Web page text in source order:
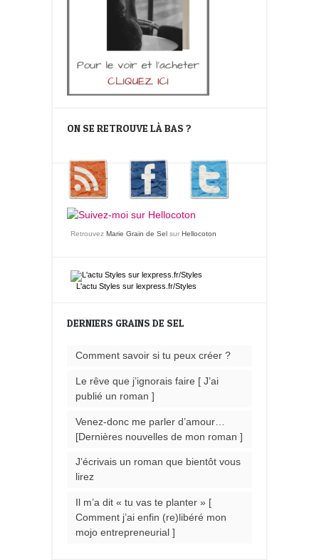
ON SE RETROUVE LÀ BAS ?
Retrouvez Marie Grain de Sel sur Hellocoton
L'actu Styles sur lexpress.fr/Styles
DERNIERS GRAINS DE SEL
Comment savoir si tu peux créer ?
Le rêve que j’ignorais faire [ J’ai
publié un roman ]
Venez-donc me parler d’amour…
[Dernières nouvelles de mon roman ]
J’écrivais un roman que bientôt vous
lirez
Il m’a dit « tu vas te planter » [
Comment j’ai enfin (re)libéré mon
mojo entrepreneurial ]